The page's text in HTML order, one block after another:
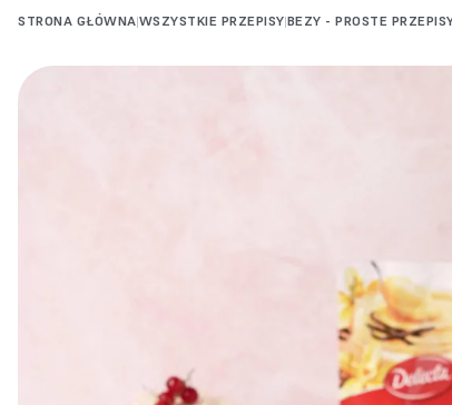
STRONA GŁÓWNA|WSZYSTKIE PRZEPISY|BEZY - PROSTE